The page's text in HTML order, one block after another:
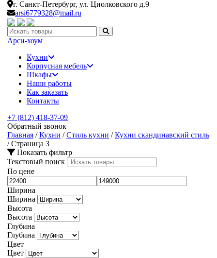
г. Санкт-Петербург, ул. Циолковского д.9
arsi6779328@mail.ru
Искать:
Арси-хоум
Кухни
Корпусная мебель
Шкафы
Наши работы
Как заказать
Контакты
+7 (812) 418-37-09
Обратный звонок
Главная /Кухни /Стиль кухни /Кухни скандинавский стиль
/Страница 3
Показать фильтр
Текстовый поиск
По цене
Ширина
Ширина
Высота
Высота
Глубина
Глубина
Цвет
Цвет